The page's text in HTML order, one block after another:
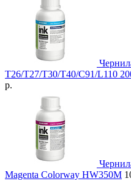
T26/T27/T30/T40/C91/L110
р.
Magenta Colorway HW350M